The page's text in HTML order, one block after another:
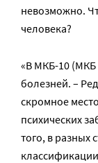
невозможно.
человека?
«В МКБ-10 (МКБ
болезней. –
скромное
психических
того, в разных